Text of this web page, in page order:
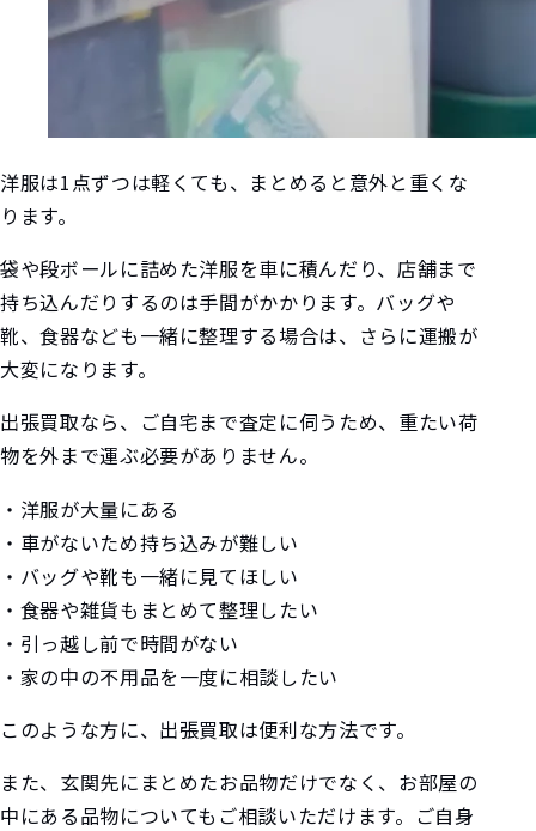
洋服は1点ずつは軽くても、まとめると意外と重くな
ります。
袋や段ボールに詰めた洋服を車に積んだり、店舗まで
持ち込んだりするのは手間がかかります。バッグや
靴、食器なども一緒に整理する場合は、さらに運搬が
大変になります。
出張買取なら、ご自宅まで査定に伺うため、重たい荷
物を外まで運ぶ必要がありません。
・洋服が大量にある
・車がないため持ち込みが難しい
・バッグや靴も一緒に見てほしい
・食器や雑貨もまとめて整理したい
・引っ越し前で時間がない
・家の中の不用品を一度に相談したい
このような方に、出張買取は便利な方法です。
また、玄関先にまとめたお品物だけでなく、お部屋の
中にある品物についてもご相談いただけます。ご自身